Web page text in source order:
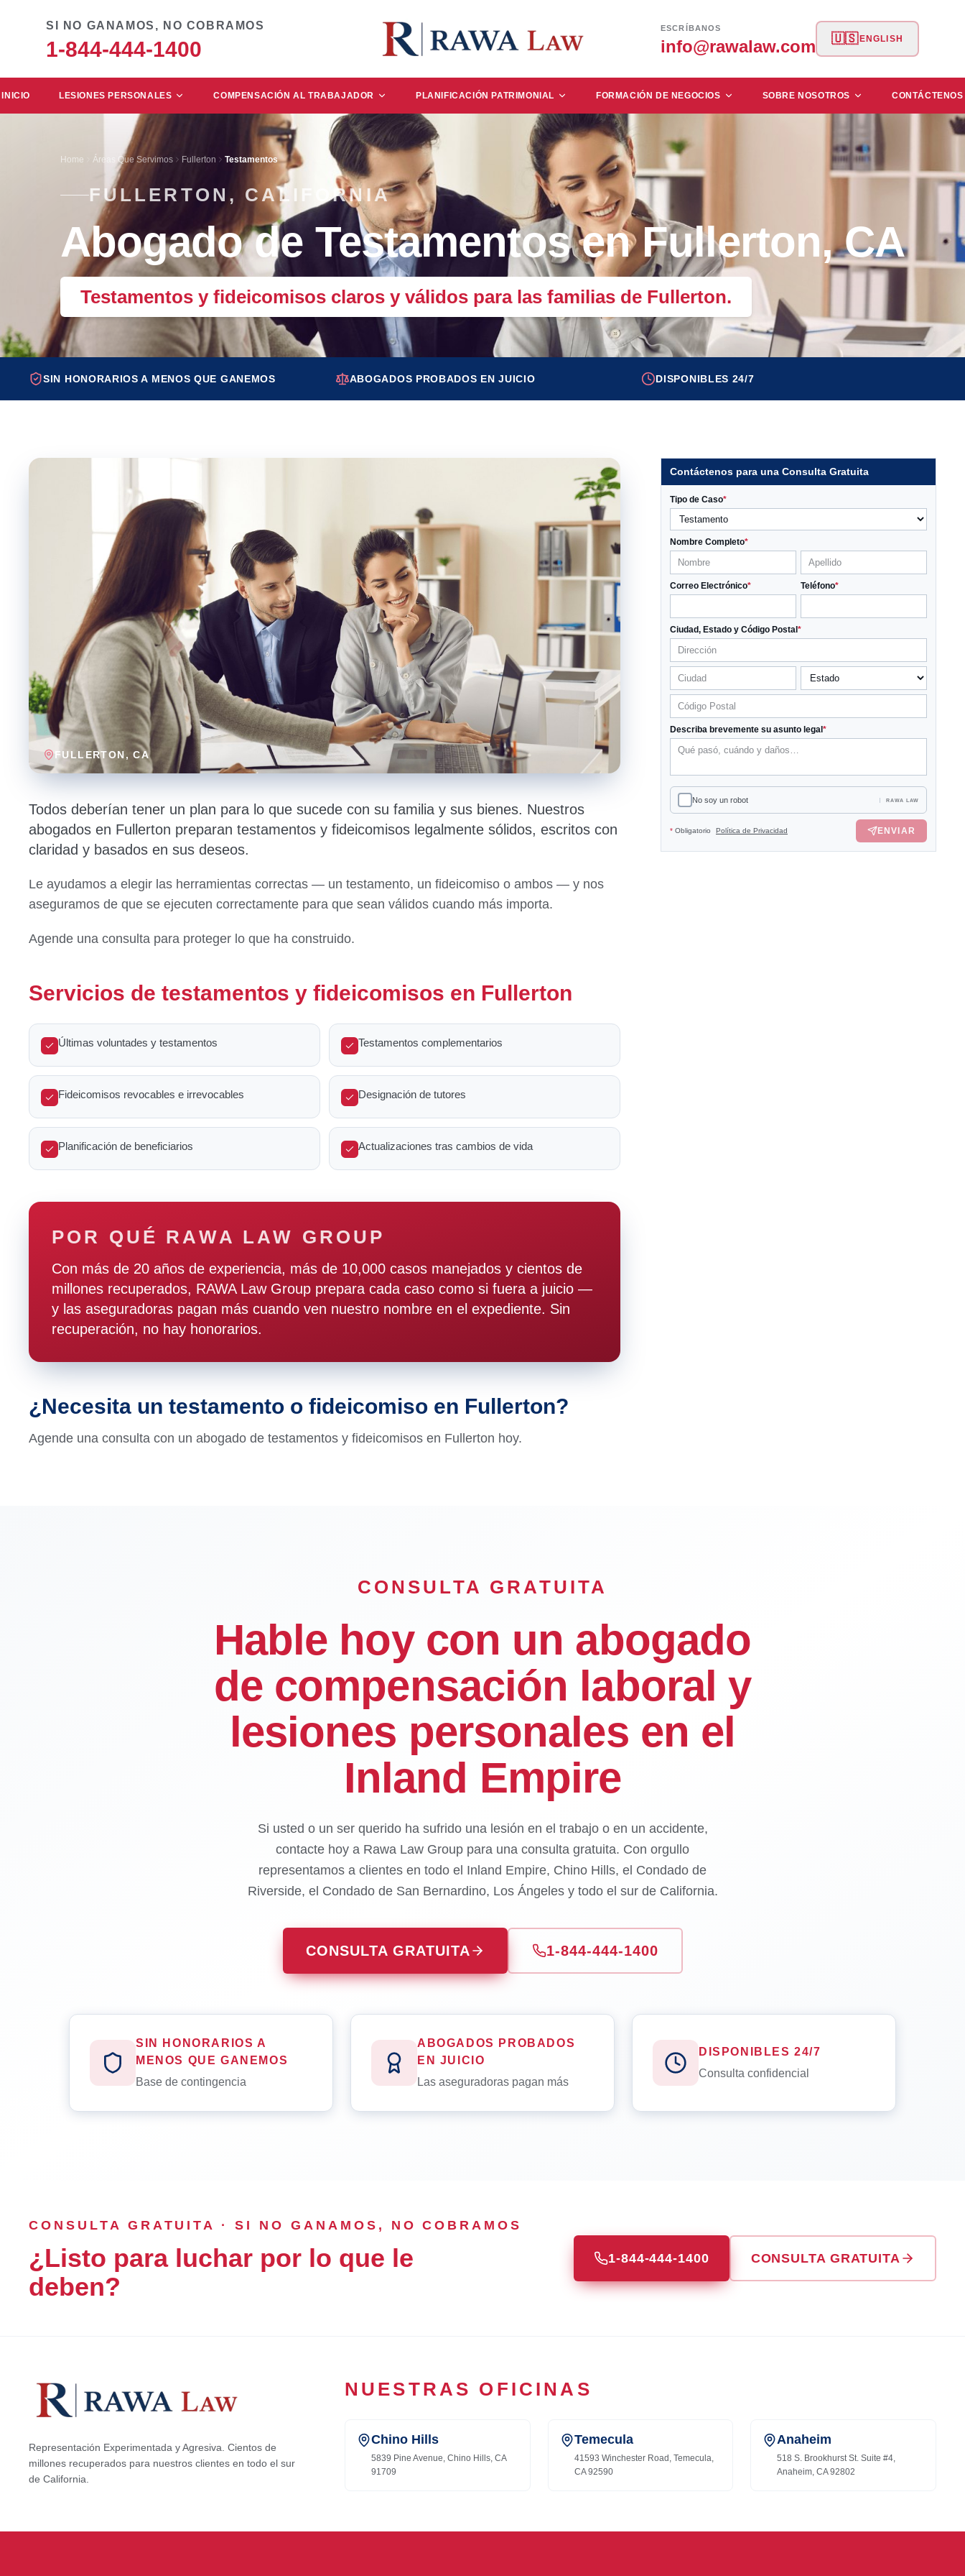
SI NO GANAMOS, NO COBRAMOS
1-844-444-1400
ESCRÍBANOS
info@rawalaw.com 🇺🇸 ENGLISH
INICIO LESIONES PERSONALES COMPENSACIÓN AL TRABAJADOR PLANIFICACIÓN PATRIMONIAL FORMACIÓN DE NEGOCIOS SOBRE NOSOTROS CONTÁCTENOS
Home Áreas Que Servimos Fullerton Testamentos
FULLERTON, CALIFORNIA
Abogado de Testamentos en Fullerton, CA
Testamentos y fideicomisos claros y válidos para las familias de Fullerton.
SIN HONORARIOS A MENOS QUE GANEMOS ABOGADOS PROBADOS EN JUICIO DISPONIBLES 24/7
FULLERTON, CA
Todos deberían tener un plan para lo que sucede con su familia y sus bienes. Nuestros
abogados en Fullerton preparan testamentos y fideicomisos legalmente sólidos, escritos con
claridad y basados en sus deseos.
Le ayudamos a elegir las herramientas correctas — un testamento, un fideicomiso o ambos — y nos
aseguramos de que se ejecuten correctamente para que sean válidos cuando más importa.
Agende una consulta para proteger lo que ha construido.
Servicios de testamentos y fideicomisos en Fullerton
Últimas voluntades y testamentos Testamentos complementarios
Fideicomisos revocables e irrevocables Designación de tutores
Planificación de beneficiarios Actualizaciones tras cambios de vida
POR QUÉ RAWA LAW GROUP
Con más de 20 años de experiencia, más de 10,000 casos manejados y cientos de
millones recuperados, RAWA Law Group prepara cada caso como si fuera a juicio —
y las aseguradoras pagan más cuando ven nuestro nombre en el expediente. Sin
recuperación, no hay honorarios.
¿Necesita un testamento o fideicomiso en Fullerton?
Agende una consulta con un abogado de testamentos y fideicomisos en Fullerton hoy.
Contáctenos para una Consulta Gratuita
Tipo de Caso*
Nombre Completo*
Correo Electrónico* Teléfono*
Ciudad, Estado y Código Postal *
Describa brevemente su asunto legal *
No soy un robot RAWA LAW
* Obligatorio Política de Privacidad ENVIAR
CONSULTA GRATUITA
Hable hoy con un abogado
de compensación laboral y
lesiones personales en el
Inland Empire
Si usted o un ser querido ha sufrido una lesión en el trabajo o en un accidente,
contacte hoy a Rawa Law Group para una consulta gratuita. Con orgullo
representamos a clientes en todo el Inland Empire, Chino Hills, el Condado de
Riverside, el Condado de San Bernardino, Los Ángeles y todo el sur de California.
CONSULTA GRATUITA 1-844-444-1400
SIN HONORARIOS A
MENOS QUE GANEMOS
Base de contingencia
ABOGADOS PROBADOS
EN JUICIO
Las aseguradoras pagan más
DISPONIBLES 24/7
Consulta confidencial
CONSULTA GRATUITA · SI NO GANAMOS, NO COBRAMOS
¿Listo para luchar por lo que le
deben?
1-844-444-1400 CONSULTA GRATUITA
Representación Experimentada y Agresiva. Cientos de
millones recuperados para nuestros clientes en todo el sur
de California.
NUESTRAS OFICINAS
Chino Hills
5839 Pine Avenue, Chino Hills, CA
91709
Temecula
41593 Winchester Road, Temecula,
CA 92590
Anaheim
518 S. Brookhurst St. Suite #4,
Anaheim, CA 92802